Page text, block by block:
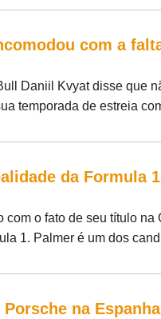
com a
Daniil Kvyat disse que
temporada de estreia
da Formula 1
o fato de seu título na
1. Palmer é um dos
na Espanha